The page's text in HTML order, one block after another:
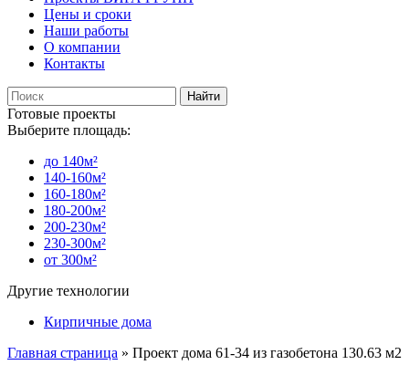
Цены и сроки
Наши работы
О компании
Контакты
Готовые проекты
Выберите площадь:
до 140м²
140-160м²
160-180м²
180-200м²
200-230м²
230-300м²
от 300м²
Другие технологии
Кирпичные дома
Главная страница » Проект дома 61-34 из газобетона 130.63 м2